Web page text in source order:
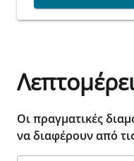
Οι πραγματικές
να διαφέρουν από